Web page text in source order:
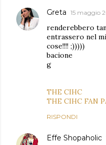
Greta 15 maggio
renderebbero
entrassero nel
cose!!!! ;)))))
bacione
g
THE CIHC
THE CIHC FAN
RISPONDI
Effe Shopaholic